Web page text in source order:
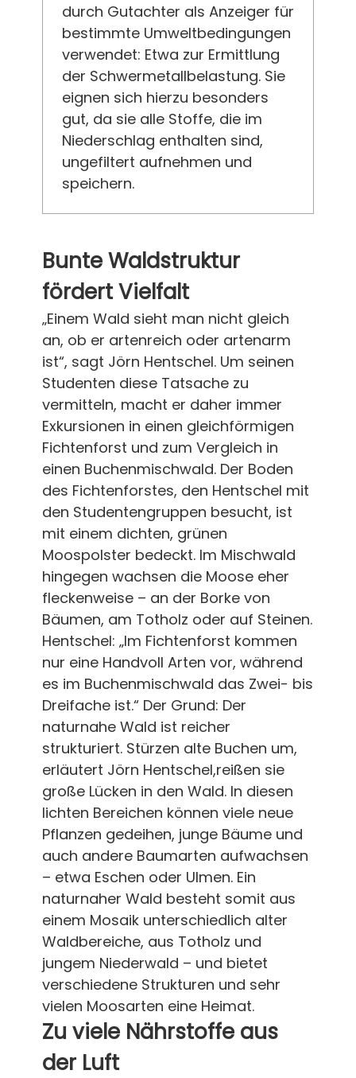
durch Gutachter als Anzeiger für
bestimmte Umweltbedingungen
verwendet: Etwa zur Ermittlung
der Schwermetallbelastung. Sie
eignen sich hierzu besonders
gut, da sie alle Stoffe, die im
Niederschlag enthalten sind,
ungefiltert aufnehmen und
speichern.
Bunte Waldstruktur
fördert Vielfalt
„Einem Wald sieht man nicht gleich
an, ob er artenreich oder artenarm
ist“, sagt Jörn Hentschel. Um seinen
Studenten diese Tatsache zu
vermitteln, macht er daher immer
Exkursionen in einen gleichförmigen
Fichtenforst und zum Vergleich in
einen Buchenmischwald. Der Boden
des Fichtenforstes, den Hentschel mit
den Studentengruppen besucht, ist
mit einem dichten, grünen
Moospolster bedeckt. Im Mischwald
hingegen wachsen die Moose eher
fleckenweise – an der Borke von
Bäumen, am Totholz oder auf Steinen.
Hentschel: „Im Fichtenforst kommen
nur eine Handvoll Arten vor, während
es im Buchenmischwald das Zwei- bis
Dreifache ist.“ Der Grund: Der
naturnahe Wald ist reicher
strukturiert. Stürzen alte Buchen um,
erläutert Jörn Hentschel,reißen sie
große Lücken in den Wald. In diesen
lichten Bereichen können viele neue
Pflanzen gedeihen, junge Bäume und
auch andere Baumarten aufwachsen
– etwa Eschen oder Ulmen. Ein
naturnaher Wald besteht somit aus
einem Mosaik unterschiedlich alter
Waldbereiche, aus Totholz und
jungem Niederwald – und bietet
verschiedene Strukturen und sehr
vielen Moosarten eine Heimat.
Zu viele Nährstoffe aus
der Luft